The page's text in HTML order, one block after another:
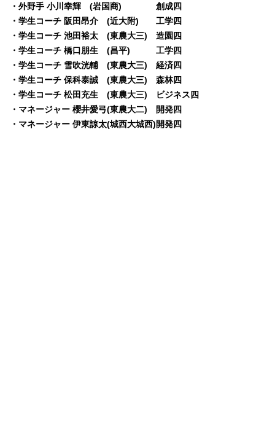
・外野手 小川幸輝 (岩国商) 創成四
・学生コーチ 阪田昂介 (近大附) 工学四
・学生コーチ 池田裕太 (東農大三) 造園四
・学生コーチ 橋口朋生 (昌平) 工学四
・学生コーチ 雪吹洸輔 (東農大三) 経済四
・学生コーチ 保科泰誠 (東農大三) 森林四
・学生コーチ 松田充生 (東農大三) ビジネス四
・マネージャー 櫻井愛弓(東農大二) 開発四
・マネージャー 伊東諒太(城西大城西)開発四